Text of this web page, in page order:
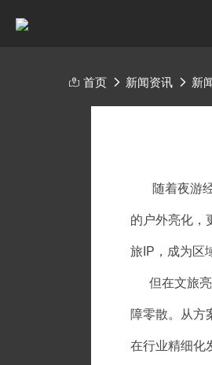
首页 新闻资讯 新
随着夜游经
的户外亮化，
旅IP，成为区
但在文旅亮
障零散。从方
在行业精细化